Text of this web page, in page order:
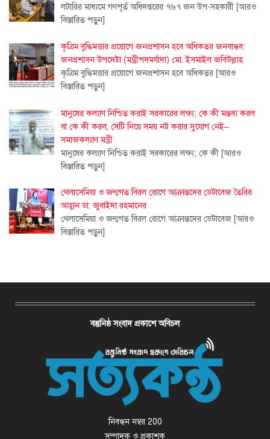
লটারির মাধ্যমে গণপূর্ত অধিদপ্তরের ৭৬৭ জন উপ-সহকারী [আরও
বিস্তারিত পড়ুন]
কৃত্রিম বুদ্ধিমত্তার প্রয়োগে জনপ্রশাসন হবে অধিকতর জনবান্ধব:
জনপ্রশাসন উপদেষ্টা (মন্ত্রীপদমর্যাদা) মো. ইসমাইল জবিউল্লাহ
কৃত্রিম বুদ্ধিমত্তার প্রয়োগে জনপ্রশাসন হবে অধিকতর [আরও
বিস্তারিত পড়ুন]
মানুষের কল্যাণ নিশ্চিত করাই সরকারের লক্ষ্য; কে কী মন্তব্য করল
বা কে কী করল, সেটি নিয়ে সময় নষ্ট করার সুযোগ নেই–
সমাজকল্যাণ মন্ত্রী
মানুষের কল্যাণ নিশ্চিত করাই সরকারের লক্ষ্য; কে কী [আরও
বিস্তারিত পড়ুন]
থেলাসেমিয়া ও জন্মগত বিরল রোগে আক্রান্তদের ডেটাবেজ তৈরির
আহ্বান ডা. জুবাইদা রহমানের
থেলাসেমিয়া ও জন্মগত বিরল রোগে আক্রান্তদের ডেটাবেজ [আরও
বিস্তারিত পড়ুন]
বস্তুনিষ্ঠ সংবাদ প্রকাশে অবিচল
নিবন্ধন নম্বর 200
সম্পাদক ও প্রকাশক